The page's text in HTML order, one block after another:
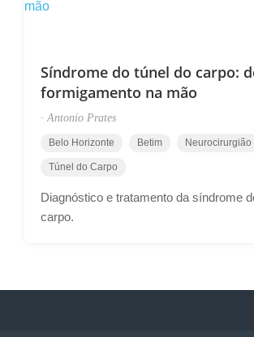
Síndrome do túnel do carpo:
formigamento na mão
· Antonio Prates
Belo Horizonte Betim Neurocirurgião
Túnel do Carpo
Diagnóstico e tratamento da síndrome
carpo.